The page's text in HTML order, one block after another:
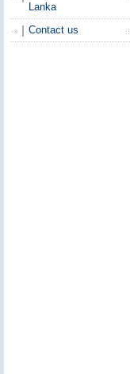
Lanka
Contact us